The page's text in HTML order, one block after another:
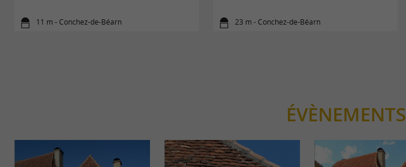
11 m - Conchez-de-Béarn 23 m - Conchez-de-Béarn
ÉVÈNEMENTS